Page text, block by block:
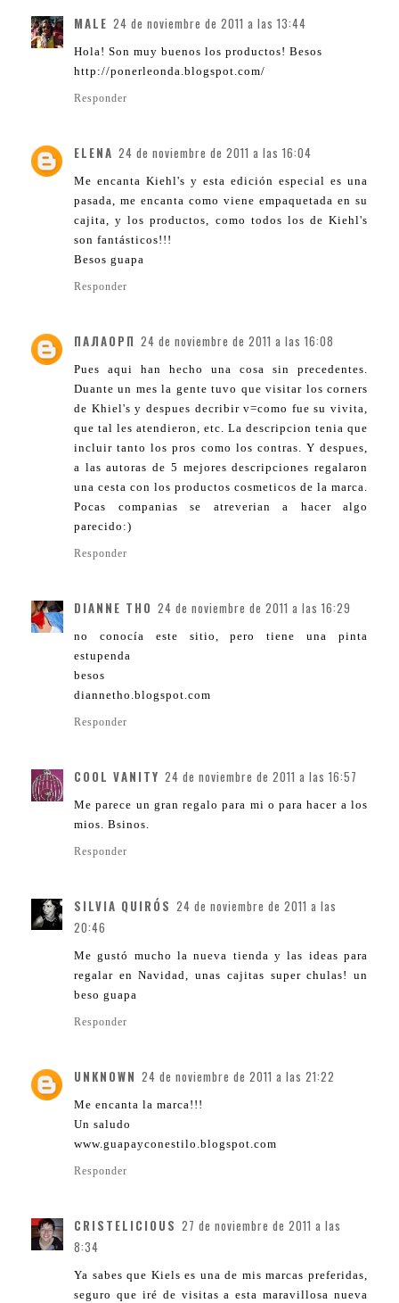
MALE 24 de noviembre de 2011 a las 13:44
Hola! Son muy buenos los productos! Besos
http://ponerleonda.blogspot.com/
Responder
ELENA 24 de noviembre de 2011 a las 16:04
Me encanta Kiehl's y esta edición especial es una
pasada, me encanta como viene empaquetada en su
cajita, y los productos, como todos los de Kiehl's
son fantásticos!!!
Besos guapa
Responder
ПАЛАОРП 24 de noviembre de 2011 a las 16:08
Pues aqui han hecho una cosa sin precedentes.
Duante un mes la gente tuvo que visitar los corners
de Khiel's y despues decribir v=como fue su vivita,
que tal les atendieron, etc. La descripcion tenia que
incluir tanto los pros como los contras. Y despues,
a las autoras de 5 mejores descripciones regalaron
una cesta con los productos cosmeticos de la marca.
Pocas companias se atreverian a hacer algo
parecido:)
Responder
DIANNE THO 24 de noviembre de 2011 a las 16:29
no conocía este sitio, pero tiene una pinta
estupenda
besos
diannetho.blogspot.com
Responder
COOL VANITY 24 de noviembre de 2011 a las 16:57
Me parece un gran regalo para mi o para hacer a los
mios. Bsinos.
Responder
SILVIA QUIRÓS 24 de noviembre de 2011 a las
20:46
Me gustó mucho la nueva tienda y las ideas para
regalar en Navidad, unas cajitas super chulas! un
beso guapa
Responder
UNKNOWN 24 de noviembre de 2011 a las 21:22
Me encanta la marca!!!
Un saludo
www.guapayconestilo.blogspot.com
Responder
CRISTELICIOUS 27 de noviembre de 2011 a las
8:34
Ya sabes que Kiels es una de mis marcas preferidas,
seguro que iré de visitas a esta maravillosa nueva